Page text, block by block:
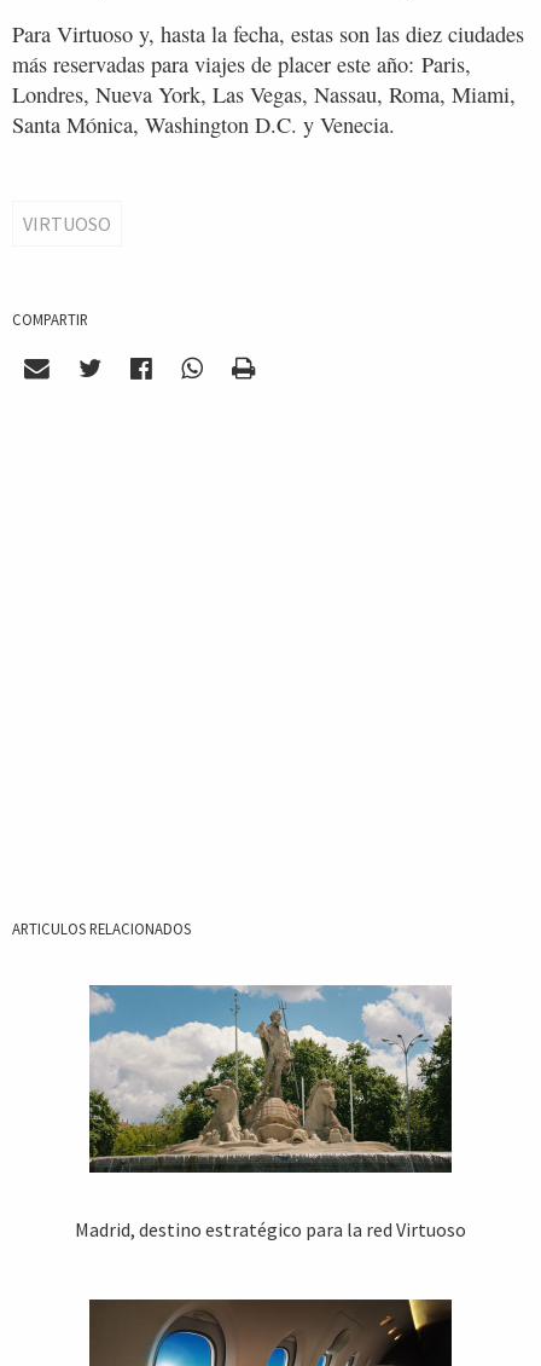
Para Virtuoso y, hasta la fecha, estas son las diez ciudades
más reservadas para viajes de placer este año: Paris,
Londres, Nueva York, Las Vegas, Nassau, Roma, Miami,
Santa Mónica, Washington D.C. y Venecia.
VIRTUOSO
COMPARTIR
ARTICULOS RELACIONADOS
Madrid, destino estratégico para la red Virtuoso